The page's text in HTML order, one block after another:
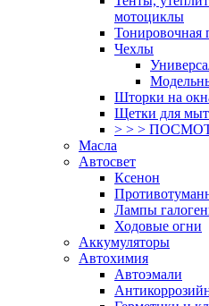
мотоциклы
Тонировочная
Чехлы
Шторки на
Щетки для
> > >
Масла
Автосвет
Ксенон
Лампы
Ходовые огни
Аккумуляторы
Автохимия
Автоэмали